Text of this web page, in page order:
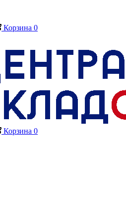
Корзина 0
Корзина 0